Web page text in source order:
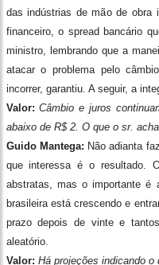
das indústrias de mão de obra
financeiro, o spread bancário
ministro, lembrando que a
atacar o problema pelo
incorrer, garantiu. A seguir, a
Valor: Câmbio e juros
abaixo de R$ 2. O que o sr.
Guido Mantega: Não adianta
que interessa é o resultado.
abstratas, mas o importante é
brasileira está crescendo e
prazo depois de vinte e
aleatório.
Valor: Há projeções indicando